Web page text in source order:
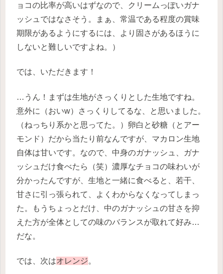
ョコの比率が高いはずなので、クリームっぽいガナ
ッシュではなさそう。まぁ、常温である程度の賞味
期限があるようにするには、より固さがあるほうに
しないと難しいですよね。）
では、いただきます！
…うん！まずは生地がさっくりとした生地ですね。
意外に（おいw）さっくりしてるな、と思いました。
（ねっちり系かと思ってた。）卵白と砂糖（とアー
モンド）だから当たり前なんですが、マカロン生地
自体は甘いです。なので、中身のガナッシュ、ガナ
ッシュだけ食べたら（笑）濃厚なチョコの味わいが
分かったんですが、生地と一緒に食べると、若干、
甘さに引っ張られて、よくわからなくなってしまっ
た。もうちょっとだけ、中のガナッシュの甘さを抑
えた方が全体としての味のバランスが取れて好み…
だな。
では、次はオレンジ。